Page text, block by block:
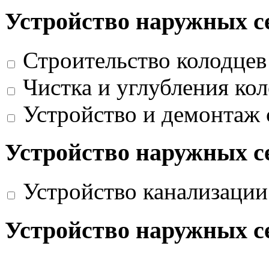
Устройство наружных
Строительство
Чистка и углубления
Устройство и
Устройство наружных
Устройство канализации
Устройство наружных